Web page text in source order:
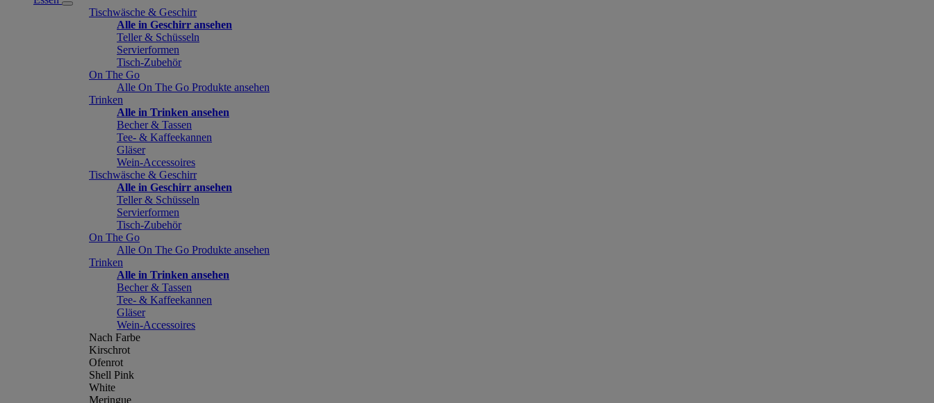
Tischwäsche & Geschirr
Alle in Geschirr ansehen
Teller & Schüsseln
Servierformen
Tisch-Zubehör
On The Go
Alle On The Go Produkte ansehen
Trinken
Alle in Trinken ansehen
Becher & Tassen
Tee- & Kaffeekannen
Gläser
Wein-Accessoires
Tischwäsche & Geschirr
Alle in Geschirr ansehen
Teller & Schüsseln
Servierformen
Tisch-Zubehör
On The Go
Alle On The Go Produkte ansehen
Trinken
Alle in Trinken ansehen
Becher & Tassen
Tee- & Kaffeekannen
Gläser
Wein-Accessoires
Nach Farbe
Kirschrot
Ofenrot
Shell Pink
White
Meringue